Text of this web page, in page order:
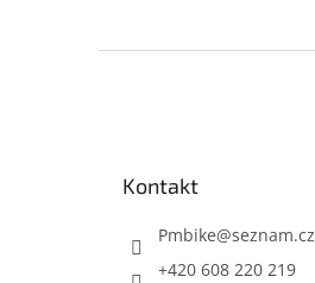
Kontakt
Pmbike@seznam.cz
+420 608 220 219